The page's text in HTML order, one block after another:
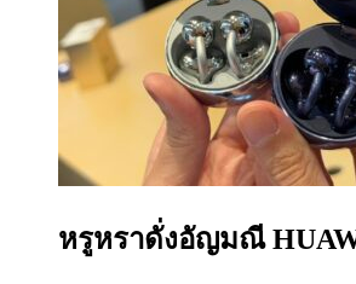
หรูหราดั่งอัญมณี